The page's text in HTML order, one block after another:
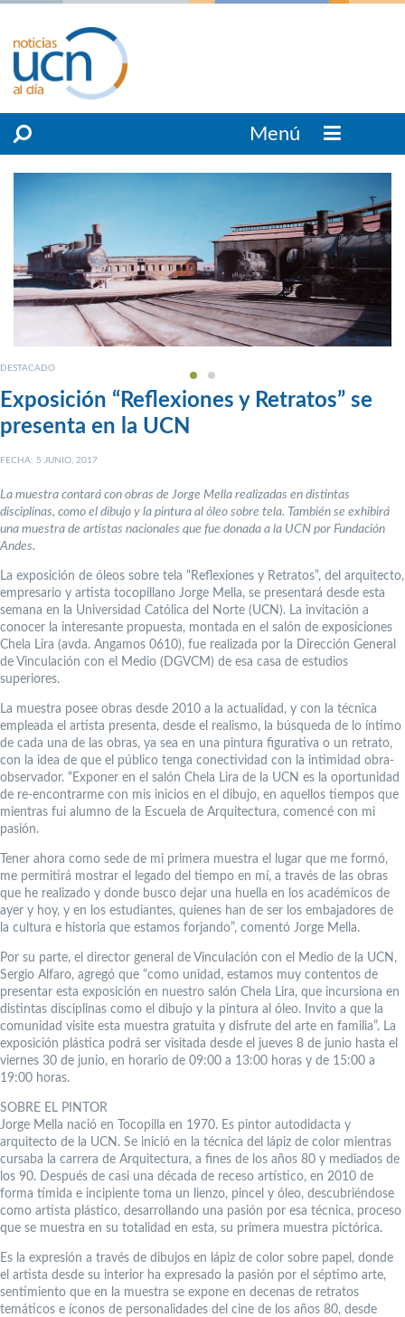
Menú
DESTACADO
Exposición “Reflexiones y Retratos” se
presenta en la UCN
FECHA: 5 JUNIO, 2017
La muestra contará con obras de Jorge Mella realizadas en distintas
disciplinas, como el dibujo y la pintura al óleo sobre tela. También se exhibirá
una muestra de artistas nacionales que fue donada a la UCN por Fundación
Andes.
La exposición de óleos sobre tela “Reflexiones y Retratos”, del arquitecto,
empresario y artista tocopillano Jorge Mella, se presentará desde esta
semana en la Universidad Católica del Norte (UCN). La invitación a
conocer la interesante propuesta, montada en el salón de exposiciones
Chela Lira (avda. Angamos 0610), fue realizada por la Dirección General
de Vinculación con el Medio (DGVCM) de esa casa de estudios
superiores.
La muestra posee obras desde 2010 a la actualidad, y con la técnica
empleada el artista presenta, desde el realismo, la búsqueda de lo íntimo
de cada una de las obras, ya sea en una pintura figurativa o un retrato,
con la idea de que el público tenga conectividad con la intimidad obra-
observador. “Exponer en el salón Chela Lira de la UCN es la oportunidad
de re-encontrarme con mis inicios en el dibujo, en aquellos tiempos que
mientras fui alumno de la Escuela de Arquitectura, comencé con mi
pasión.
Tener ahora como sede de mi primera muestra el lugar que me formó,
me permitirá mostrar el legado del tiempo en mí, a través de las obras
que he realizado y donde busco dejar una huella en los académicos de
ayer y hoy, y en los estudiantes, quienes han de ser los embajadores de
la cultura e historia que estamos forjando”, comentó Jorge Mella.
Por su parte, el director general de Vinculación con el Medio de la UCN,
Sergio Alfaro, agregó que “como unidad, estamos muy contentos de
presentar esta exposición en nuestro salón Chela Lira, que incursiona en
distintas disciplinas como el dibujo y la pintura al óleo. Invito a que la
comunidad visite esta muestra gratuita y disfrute del arte en familia”. La
exposición plástica podrá ser visitada desde el jueves 8 de junio hasta el
viernes 30 de junio, en horario de 09:00 a 13:00 horas y de 15:00 a
19:00 horas.
SOBRE EL PINTOR
Jorge Mella nació en Tocopilla en 1970. Es pintor autodidacta y
arquitecto de la UCN. Se inició en la técnica del lápiz de color mientras
cursaba la carrera de Arquitectura, a fines de los años 80 y mediados de
los 90. Después de casi una década de receso artístico, en 2010 de
forma tímida e incipiente toma un lienzo, pincel y óleo, descubriéndose
como artista plástico, desarrollando una pasión por esa técnica, proceso
que se muestra en su totalidad en esta, su primera muestra pictórica.
Es la expresión a través de dibujos en lápiz de color sobre papel, donde
el artista desde su interior ha expresado la pasión por el séptimo arte,
sentimiento que en la muestra se expone en decenas de retratos
temáticos e íconos de personalidades del cine de los años 80, desde